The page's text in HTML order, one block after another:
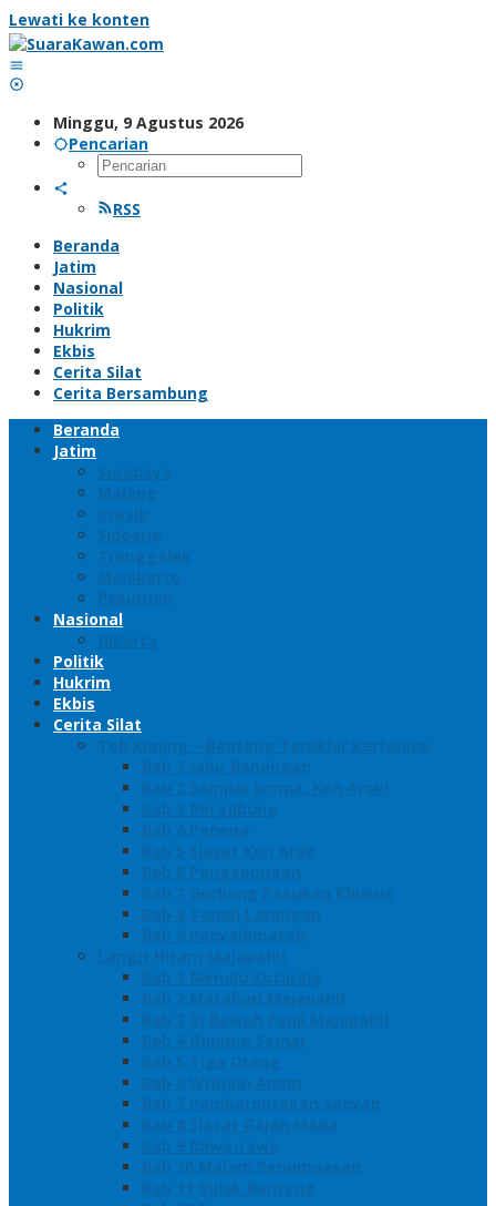
Lewati ke konten
Minggu, 9 Agustus 2026
Pencarian
RSS
Beranda
Jatim
Nasional
Politik
Hukrim
Ekbis
Cerita Silat
Cerita Bersambung
Beranda
Jatim
Surabaya
Malang
Gresik
Sidoarjo
Trenggalek
Mojokerto
Pasuruan
Nasional
Jakarta
Politik
Hukrim
Ekbis
Cerita Silat
Toh Kuning – Benteng Terakhir Kertajaya
Bab 1 Jalur Banengan
Bab 2 Sampai Jumpa, Ken Arok!
Bab 3 Bergabung
Bab 4 Perwira
Bab 5 Siasat Ken Arok
Bab 6 Pengepungan
Bab 7 Gerbang Pasukan Khusus
Bab 8 Tanah Larangan
Bab 9 Penyelamatan
Langit Hitam Majapahit
Bab 1 Menuju Kotaraja
Bab 2 Matahari Majapahit
Bab 3 Di Bawah Panji Majapahit
Bab 4 Gunung Semar
Bab 5 Tiga Orang
Bab 6 Wringin Anom
Bab 7 Pemberontakan Senyap
Bab 8 Siasat Gajah Mada
Bab 9 Rawa-rawa
Bab 10 Malam Penumpasan
Bab 11 Bulak Banteng